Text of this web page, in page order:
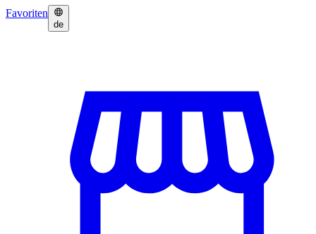
Favoriten
de